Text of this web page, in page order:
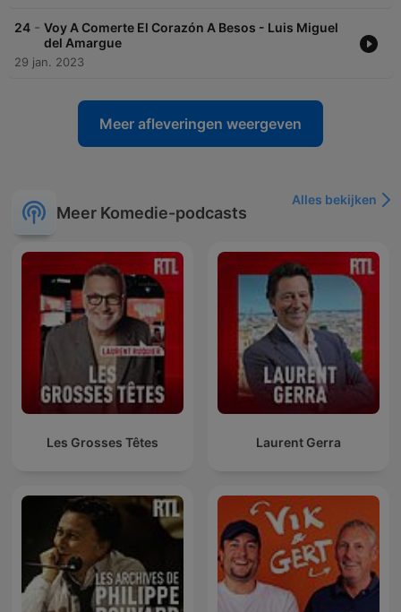
24 - Voy A Comerte El Corazón A Besos - Luis Miguel
del Amargue
29 jan. 2023
Meer afleveringen weergeven
Meer Komedie-podcasts
Alles bekijken
Les Grosses Têtes Laurent Gerra